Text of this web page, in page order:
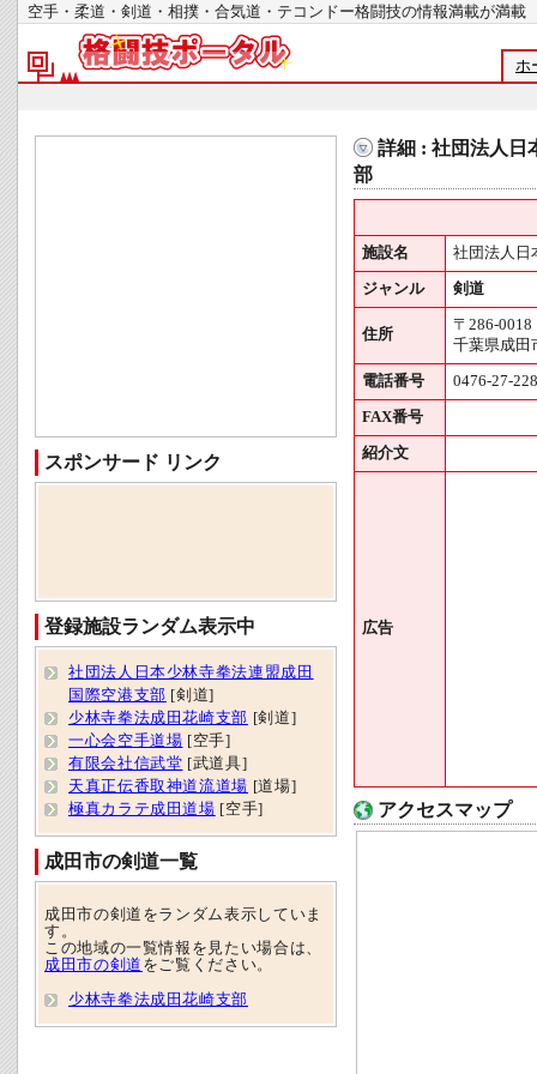
空手・柔道・剣道・相撲・合気道・テコンドー格闘技の情報満載が
ホ
詳細 : 社団法人日
部
施設名 社団法人日
ジャンル 剣道
住所
〒286-0018
千葉県成田
電話番号 0476-27-
FAX番号
紹介文
広告
アクセスマップ
スポンサード リンク
登録施設ランダム表示中
社団法人日本少林寺拳法連盟成田
国際空港支部 [剣道]
少林寺拳法成田花崎支部 [剣道]
一心会空手道場 [空手]
有限会社信武堂 [武道具]
天真正伝香取神道流道場 [道場]
極真カラテ成田道場 [空手]
成田市の剣道一覧
成田市の剣道をランダム表示していま
す。
この地域の一覧情報を見たい場合は、
成田市の剣道 をご覧ください。
少林寺拳法成田花崎支部